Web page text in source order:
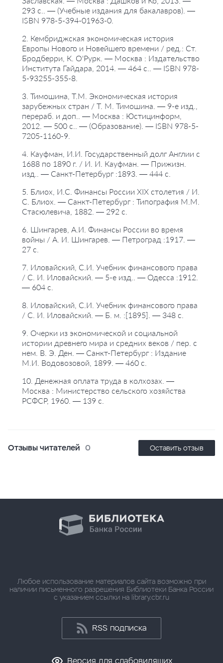
293 с.. — (Учебные издания для бакалавров). —
ISBN 978-5-394-01963-0.
2. Кембриджская экономическая история
Европы Нового и Новейшего времени / ред.: Ст.
Бродберри, К. О'Рурк. — Москва : Издательство
Института Гайдара, 2014. — 464 с.. — ISBN 978-
5-93255-355-8.
3. Тимошина, Т.М. Экономическая история
зарубежных стран / Т. М. Тимошина. — 9-е изд.,
перераб. и доп.. — Москва : Юстицинформ,
2012. — 500 с.. — (Образование). — ISBN 978-5-
7205-1160-9.
4. Кауфман, И.И. Государственный долг Англии с
1688 по 1890 г. / И. И. Кауфман. — Прижизн.
изд.. — Санкт-Петербург :1893. — 444 с.
5. Блиох, И.С. Финансы России ХIХ столетия / И.
С. Блиох. — Санкт-Петербург : Типография М.М.
Стасюлевича, 1882. — 292 с.
6. Шингарев, А.И. Финансы России во время
войны / А. И. Шингарев. — Петроград :1917. —
27 с.
7. Иловайский, С.И. Учебник финансового права
/ С. И. Иловайский. — 5-е изд.. — Одесса :1912.
— 604 с.
8. Иловайский, С.И. Учебник финансового права
/ С. И. Иловайский. — Б. м. :[1895]. — 348 с.
9. Очерки из экономической и социальной
истории древнего мира и средних веков / пер. с
нем. В. Э. Ден. — Санкт-Петербург : Издание
М.И. Водовозовой, 1899. — 460 с.
10. Денежная оплата труда в колхозах. —
Москва : Министерство сельского хозяйства
РСФСР, 1960. — 139 с.
Отзывы читателей 0 Оставить отзыв
Любое использование материалов сайта возможно при
наличии письменного разрешения Библиотеки Банка России
с указанием ссылки на library.cbr.ru
RSS подписка
Версия для слабовидящих